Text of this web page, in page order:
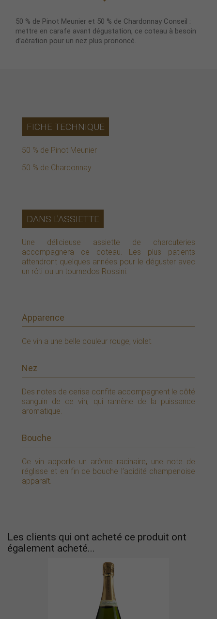
50 % de Pinot Meunier et 50 % de Chardonnay Conseil :
mettre en carafe avant dégustation, ce coteau à besoin
d’aération pour un nez plus prononcé.
FICHE TECHNIQUE
50 % de Pinot Meunier
50 % de Chardonnay
DANS L'ASSIETTE
Une délicieuse assiette de charcuteries
accompagnera ce coteau. Les plus patients
attendront quelques années pour le déguster avec
un rôti ou un tournedos Rossini.
Apparence
Ce vin a une belle couleur rouge, violet.
Nez
Des notes de cerise confite accompagnent le côté
sanguin de ce vin, qui ramène de la puissance
aromatique.
Bouche
Ce vin apporte un arôme racinaire, une note de
réglisse et en fin de bouche l’acidité champenoise
apparaît.
Les clients qui ont acheté ce produit ont
également acheté...